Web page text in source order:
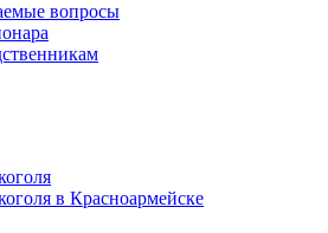
вопросы
в Красноармейске